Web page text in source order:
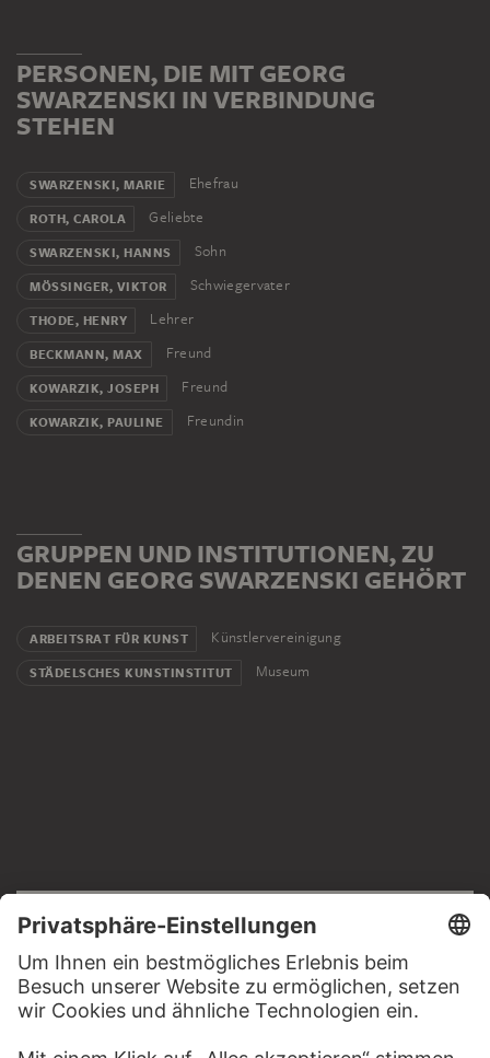
PERSONEN, DIE MIT GEORG
SWARZENSKI IN VERBINDUNG
STEHEN
SWARZENSKI, MARIE Ehefrau
ROTH, CAROLA Geliebte
SWARZENSKI, HANNS Sohn
MÖSSINGER, VIKTOR Schwiegervater
THODE, HENRY Lehrer
BECKMANN, MAX Freund
KOWARZIK, JOSEPH Freund
KOWARZIK, PAULINE Freundin
GRUPPEN UND INSTITUTIONEN, ZU
DENEN GEORG SWARZENSKI GEHÖRT
ARBEITSRAT FÜR KUNST Künstlervereinigung
STÄDELSCHES KUNSTINSTITUT Museum
Impressum
Datenschutz
Copyright © 2026 Städel Museum
All rights reserved.